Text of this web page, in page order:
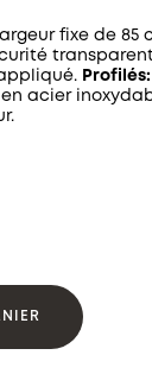
fixe de 85
Profilés:
acier